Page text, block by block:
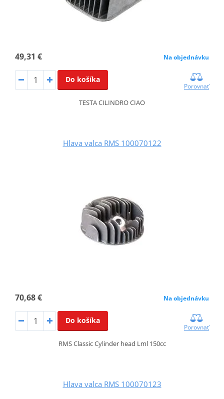
49,31 € Na objednávku
Do košíka
Porovnať
TESTA CILINDRO CIAO
Hlava valca RMS 100070122
70,68 € Na objednávku
Do košíka
Porovnať
RMS Classic Cylinder head Lml 150cc
Hlava valca RMS 100070123